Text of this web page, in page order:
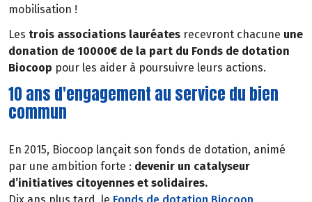
mobilisation !
Les trois associations lauréates recevront chacune une
donation de 10000€ de la part du Fonds de dotation
Biocoop pour les aider à poursuivre leurs actions.
10 ans d'engagement au service du bien
commun
En 2015, Biocoop lançait son fonds de dotation, animé
par une ambition forte : devenir un catalyseur
d’initiatives citoyennes et solidaires.